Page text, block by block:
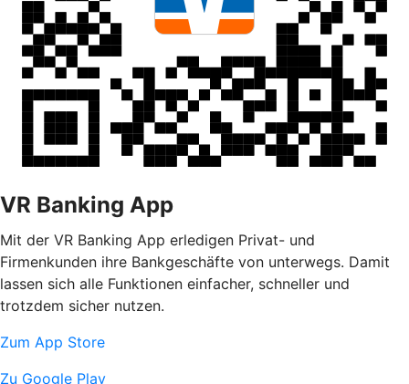
VR Banking App
Mit der VR Banking App erledigen Privat- und
Firmenkunden ihre Bankgeschäfte von unterwegs. Damit
lassen sich alle Funktionen einfacher, schneller und
trotzdem sicher nutzen.
Zum App Store
Zu Google Play